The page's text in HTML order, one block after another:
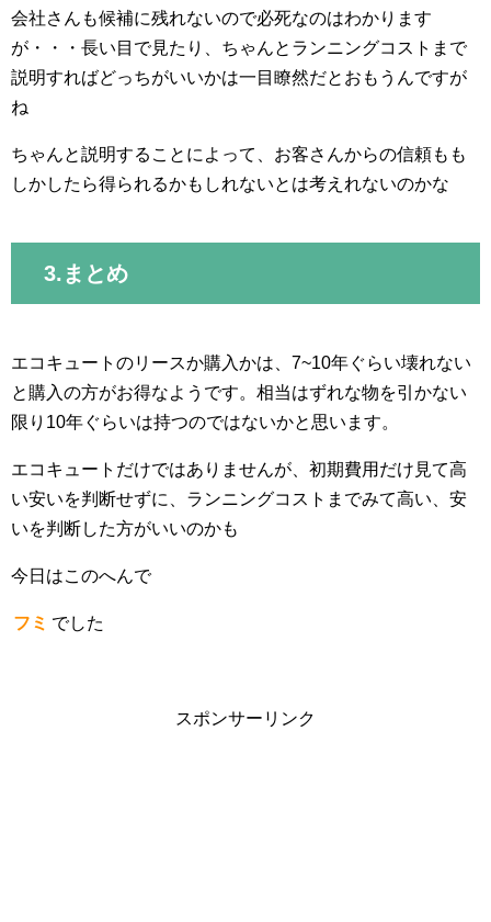
会社さんも候補に残れないので必死なのはわかります
が・・・長い目で見たり、ちゃんとランニングコストまで
説明すればどっちがいいかは一目瞭然だとおもうんですが
ね
ちゃんと説明することによって、お客さんからの信頼もも
しかしたら得られるかもしれないとは考えれないのかな
3.まとめ
エコキュートのリースか購入かは、7~10年ぐらい壊れない
と購入の方がお得なようです。相当はずれな物を引かない
限り10年ぐらいは持つのではないかと思います。
エコキュートだけではありませんが、初期費用だけ見て高
い安いを判断せずに、ランニングコストまでみて高い、安
いを判断した方がいいのかも
今日はこのへんで
フミ でした
スポンサーリンク